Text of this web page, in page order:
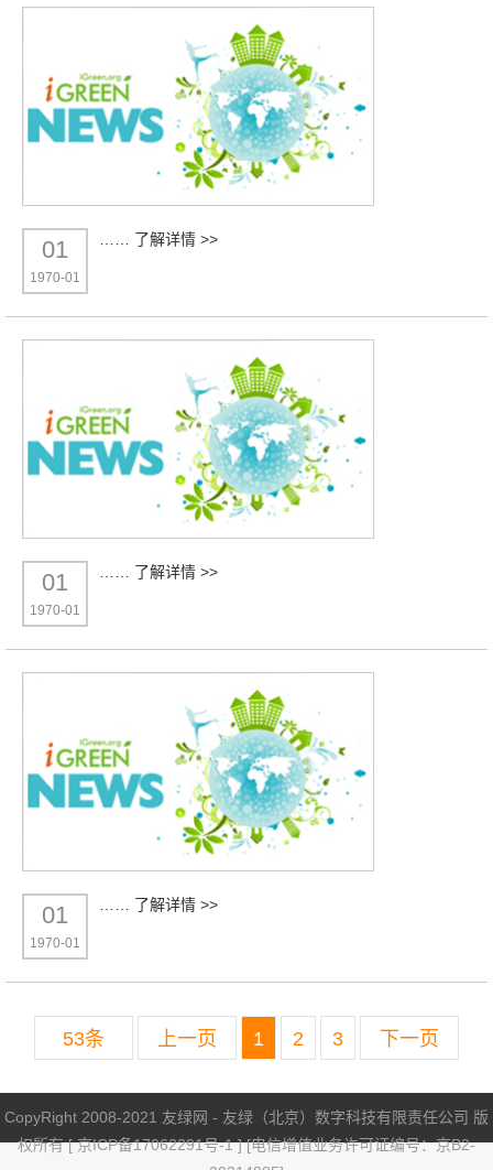
01
1970-01
了解详情 >>
01
1970-01
了解详情 >>
01
1970-01
了解详情 >>
53条 上一页 1 2 3 下一页
CopyRight 2008-2021 友绿网 - 友绿（北京）数字科技有限责任公司 版
权所有 [京ICP备17062291号-1] [电信增值业务许可证编号：京B2-